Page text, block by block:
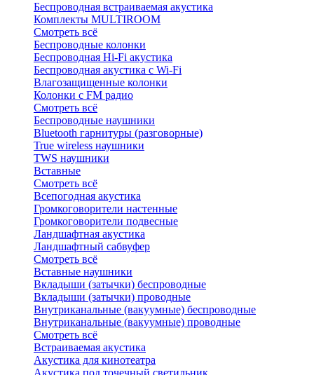
Беспроводная встраиваемая акустика
Комплекты MULTIROOM
Смотреть всё
Беспроводные колонки
Беспроводная Hi-Fi акустика
Беспроводная акустика с Wi-Fi
Влагозащищенные колонки
Колонки с FM радио
Смотреть всё
Беспроводные наушники
Bluetоoth гарнитуры (разговорные)
True wireless наушники
TWS наушники
Вставные
Смотреть всё
Всепогодная акустика
Громкоговорители настенные
Громкоговорители подвесные
Ландшафтная акустика
Ландшафтный сабвуфер
Смотреть всё
Вставные наушники
Вкладыши (затычки) беспроводные
Вкладыши (затычки) проводные
Внутриканальные (вакуумные) беспроводные
Внутриканальные (вакуумные) проводные
Смотреть всё
Встраиваемая акустика
Акустика для кинотеатра
Акустика под точечный светильник